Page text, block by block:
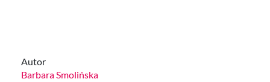
Autor
Barbara Smolińska